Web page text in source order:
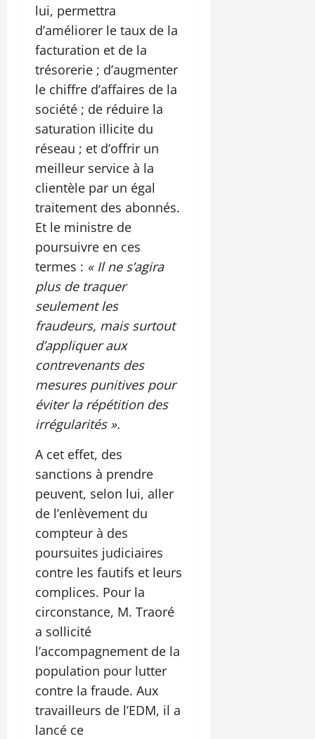
lui, permettra
d’améliorer le taux de la
facturation et de la
trésorerie ; d’augmenter
le chiffre d’affaires de la
société ; de réduire la
saturation illicite du
réseau ; et d’offrir un
meilleur service à la
clientèle par un égal
traitement des abonnés.
Et le ministre de
poursuivre en ces
termes : « Il ne s’agira
plus de traquer
seulement les
fraudeurs, mais surtout
d’appliquer aux
contrevenants des
mesures punitives pour
éviter la répétition des
irrégularités ».
A cet effet, des
sanctions à prendre
peuvent, selon lui, aller
de l’enlèvement du
compteur à des
poursuites judiciaires
contre les fautifs et leurs
complices. Pour la
circonstance, M. Traoré
a sollicité
l’accompagnement de la
population pour lutter
contre la fraude. Aux
travailleurs de l’EDM, il a
lancé ce